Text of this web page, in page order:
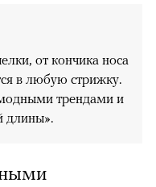
от кончика носа
в любую стрижку.
трендами и
длины».